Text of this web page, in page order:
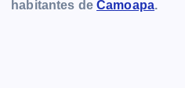
habitantes deCamoapa.